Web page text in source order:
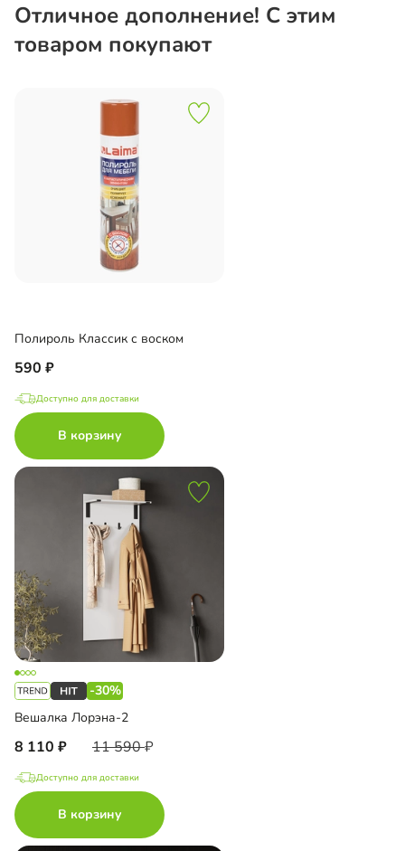
Отличное дополнение! С этим
товаром покупают
Полироль Классик с воском
590
Доступно для доставки
В корзину
-30%
Вешалка Лорэна-2
8 110 11 590
Доступно для доставки
В корзину